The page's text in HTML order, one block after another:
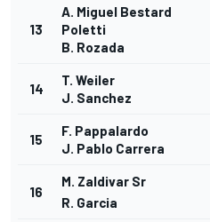
13
A. Miguel Bestard
Poletti
B. Rozada
14
T. Weiler
J. Sanchez
15
F. Pappalardo
J. Pablo Carrera
16
M. Zaldivar Sr
R. Garcia